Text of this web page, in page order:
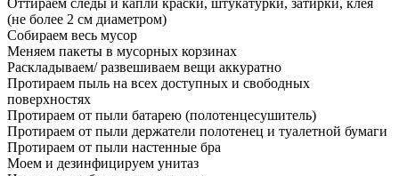
Оттираем следы и капли краски, штукатурки, затирки, клея
(не более 2 см диаметром)
Собираем весь мусор
Меняем пакеты в мусорных корзинах
Раскладываем/ развешиваем вещи аккуратно
Протираем пыль на всех доступных и свободных
поверхностях
Протираем от пыли батарею (полотенцесушитель)
Протираем от пыли держатели полотенец и туалетной бумаги
Протираем от пыли настенные бра
Моем и дезинфицируем унитаз